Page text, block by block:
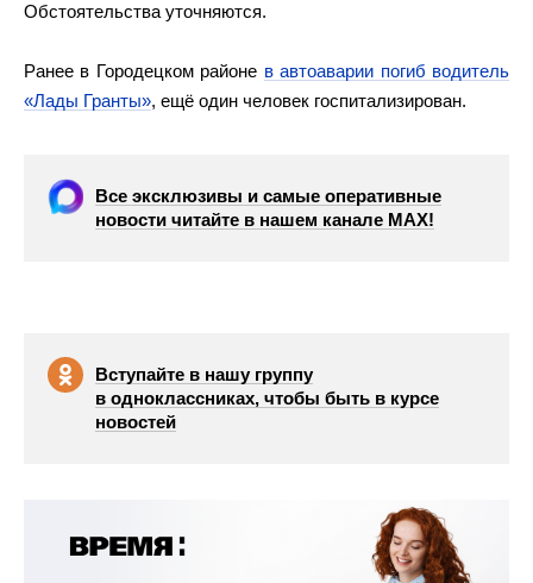
Обстоятельства уточняются.
Ранее в Городецком районе в автоаварии погиб водитель
«Лады Гранты», ещё один человек госпитализирован.
Все эксклюзивы и самые оперативные
новости читайте в нашем канале МАХ!
Вступайте в нашу группу
в одноклассниках, чтобы быть в курсе
новостей